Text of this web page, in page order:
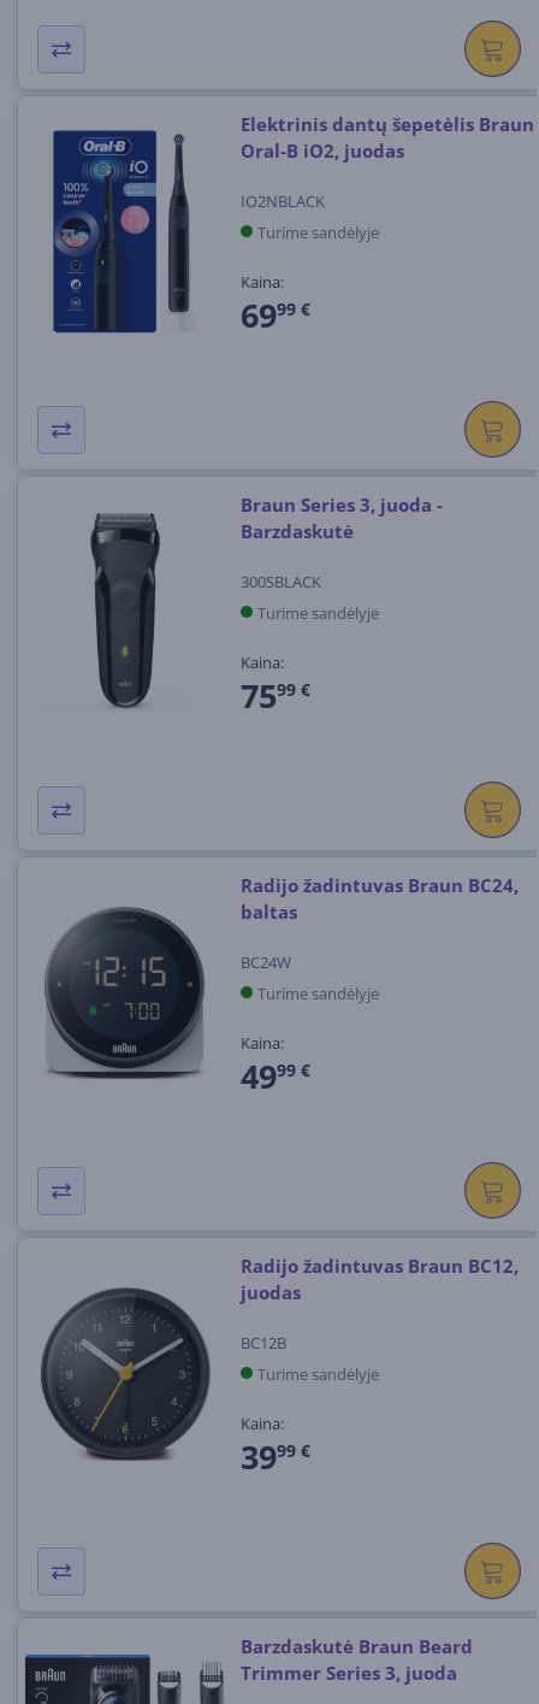
Elektrinis dantų šepetėlis Braun
Oral-B iO2, juodas
IO2NBLACK
Turime sandėlyje
Kaina:
6999 €
Braun Series 3, juoda -
Barzdaskutė
300SBLACK
Turime sandėlyje
Kaina:
7599 €
Radijo žadintuvas Braun BC24,
baltas
BC24W
Turime sandėlyje
Kaina:
4999 €
Radijo žadintuvas Braun BC12,
juodas
BC12B
Turime sandėlyje
Kaina:
3999 €
Barzdaskutė Braun Beard
Trimmer Series 3, juoda